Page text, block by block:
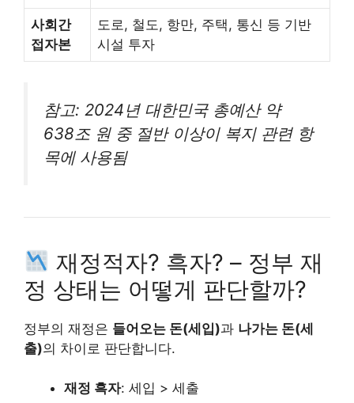
사회간
접자본
도로, 철도, 항만, 주택, 통신 등 기반
시설 투자
참고: 2024년 대한민국 총예산 약
638조 원 중 절반 이상이 복지 관련 항
목에 사용됨
재정적자? 흑자? – 정부 재
정 상태는 어떻게 판단할까?
정부의 재정은 들어오는 돈(세입)과 나가는 돈(세
출)의 차이로 판단합니다.
재정 흑자: 세입 > 세출